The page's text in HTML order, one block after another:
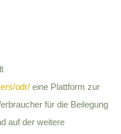
odr/ eine Plattform zur
für die Beilegung
auf der weitere